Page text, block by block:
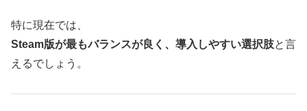
特に現在では、
Steam版が最もバランスが良く、導入しやすい選択肢と言
えるでしょう。